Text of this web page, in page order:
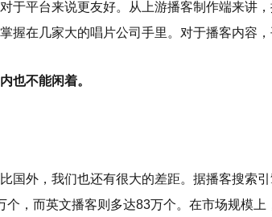
于平台来说更友好。从上游播客制作端来讲
握在几家大的唱片公司手里。对于播客内容，
也不能闲着。
国外，我们也还有很大的差距。据播客搜索
个，而英文播客则多达83万个。在市场规模上